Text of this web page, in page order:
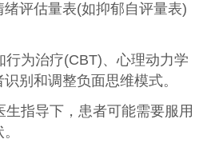
评估量表(如抑郁自评量表)
行为治疗(CBT)、心理动力学
别和调整负面思维模式。
生指导下，患者可能需要服用